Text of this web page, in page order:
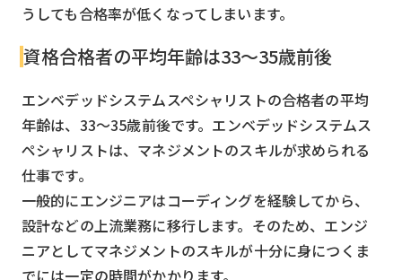
うしても合格率が低くなってしまいます。
資格合格者の平均年齢は33～35歳前後
エンベデッドシステムスペシャリストの合格者の平均
年齢は、33〜35歳前後です。エンベデッドシステムス
ペシャリストは、マネジメントのスキルが求められる
仕事です。
一般的にエンジニアはコーディングを経験してから、
設計などの上流業務に移行します。そのため、エンジ
ニアとしてマネジメントのスキルが十分に身につくま
でには一定の時間がかかります。